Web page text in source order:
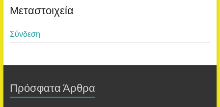
Μεταστοιχεία
Σύνδεση
Πρόσφατα Άρθρα